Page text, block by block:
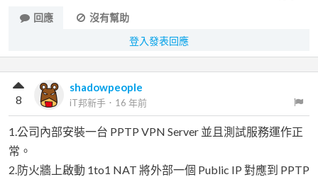
回應
沒有幫助
登入發表回應
shadowpeople
iT邦新手 ． 16 年前
8
1.公司內部安裝一台 PPTP VPN Server 並且測試服務運作正
常。
2.防火牆上啟動 1to1 NAT 將外部一個 Public IP 對應到 PPTP